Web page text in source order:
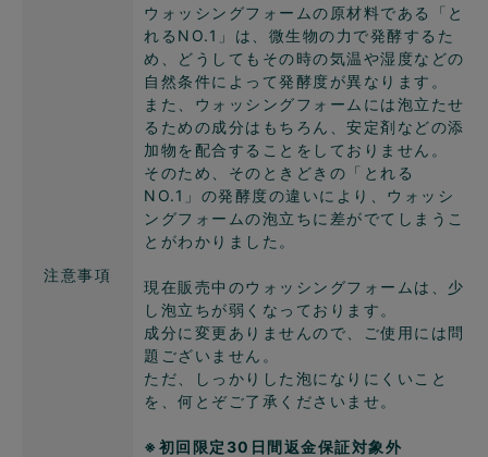
注意事項
ウォッシングフォームの原材料である「と
れるNO.1」は、微生物の力で発酵するた
め、どうしてもその時の気温や湿度などの
自然条件によって発酵度が異なります。
また、ウォッシングフォームには泡立たせ
るための成分はもちろん、安定剤などの添
加物を配合することをしておりません。
そのため、そのときどきの「とれる
NO.1」の発酵度の違いにより、ウォッシ
ングフォームの泡立ちに差がでてしまうこ
とがわかりました。
現在販売中のウォッシングフォームは、少
し泡立ちが弱くなっております。
成分に変更ありませんので、ご使用には問
題ございません。
ただ、しっかりした泡になりにくいこと
を、何とぞご了承くださいませ。
※初回限定30日間返金保証対象外